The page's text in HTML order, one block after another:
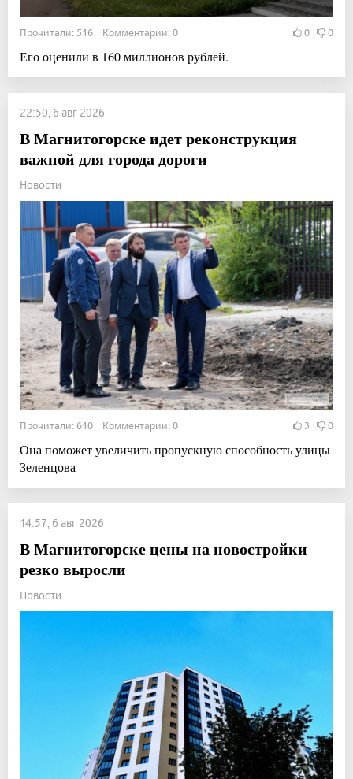
Прочитали: 516 Комментарии: 0 0 0
Его оценили в 160 миллионов рублей.
22:50, 6 авг 2026
В Магнитогорске идет реконструкция
важной для города дороги
Новости
Прочитали: 610 Комментарии: 0 3 0
Она поможет увеличить пропускную способность улицы
Зеленцова
14:57, 6 авг 2026
В Магнитогорске цены на новостройки
резко выросли
Новости